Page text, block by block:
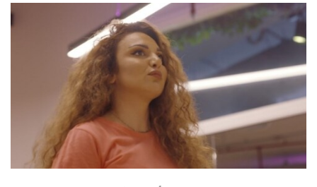
اتصل بنا
اتصل بنا
البحث عن الوكيل
الأسئلة الشائعة